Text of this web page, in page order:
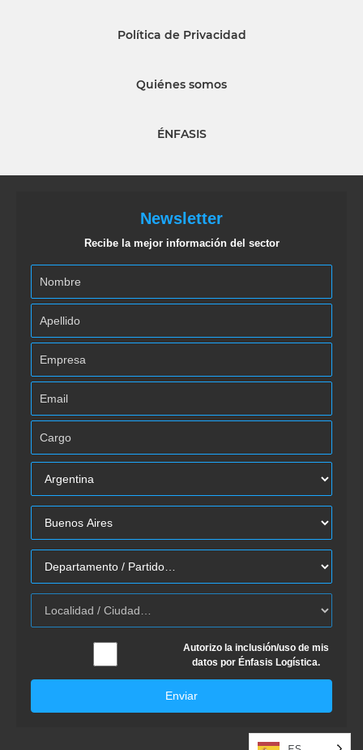
Política de Privacidad
Quiénes somos
ÉNFASIS
Newsletter
Recibe la mejor información del sector
Autorizo la inclusión/uso de mis
datos por Énfasis Logística.
Enviar